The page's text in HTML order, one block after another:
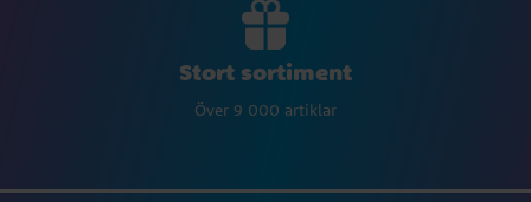
Stort sortiment
Över 9 000 artiklar